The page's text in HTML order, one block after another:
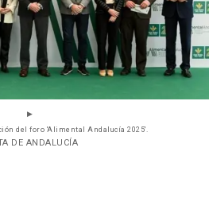
del foro 'Alimental Andalucía 2025'.
DE ANDALUCÍA